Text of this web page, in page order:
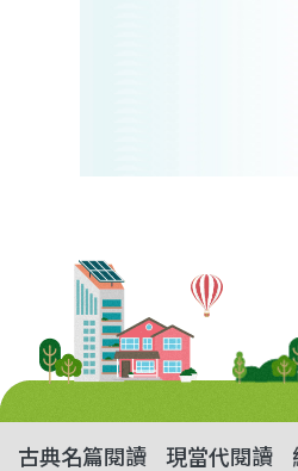
古典名篇閱讀 現當代閱讀